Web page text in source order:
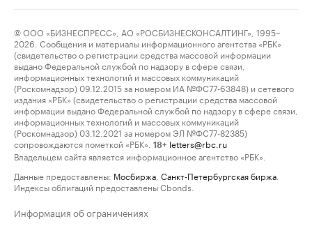
© ООО «БИЗНЕСПРЕСС», АО «РОСБИЗНЕСКОНСАЛТИНГ», 1995–
2026. Сообщения и материалы информационного агентства «РБК»
(свидетельство о регистрации средства массовой информации
выдано Федеральной службой по надзору в сфере связи,
информационных технологий и массовых коммуникаций
(Роскомнадзор) 09.12.2015 за номером ИА №ФС77-63848) и сетевого
издания «РБК» (свидетельство о регистрации средства массовой
информации выдано Федеральной службой по надзору в сфере связи,
информационных технологий и массовых коммуникаций
(Роскомнадзор) 03.12.2021 за номером ЭЛ №ФС77-82385)
сопровождаются пометкой «РБК».
18+ letters@rbc.ru
Владельцем сайта является информационное агентство «РБК».
Данные предоставлены: Мосбиржа Санкт-Петербургская биржа
Индексы облигаций предоставлены Cbonds.
Информация об ограничениях